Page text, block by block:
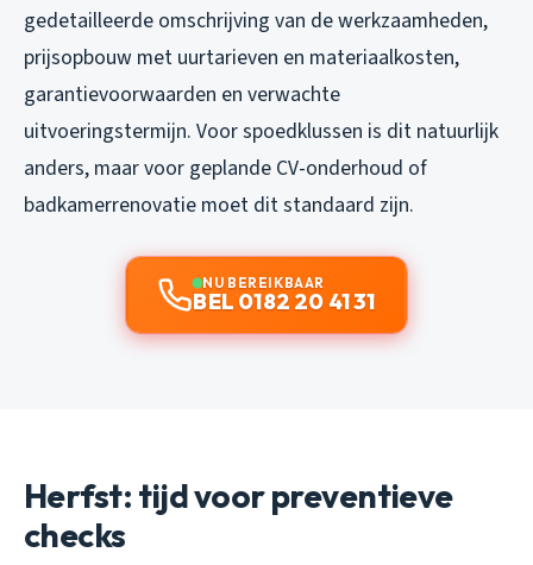
gedetailleerde omschrijving van de werkzaamheden,
prijsopbouw met uurtarieven en materiaalkosten,
garantievoorwaarden en verwachte
uitvoeringstermijn. Voor spoedklussen is dit natuurlijk
anders, maar voor geplande CV-onderhoud of
badkamerrenovatie moet dit standaard zijn.
NU BEREIKBAAR
BEL 0182 20 41 31
Herfst: tijd voor preventieve
checks